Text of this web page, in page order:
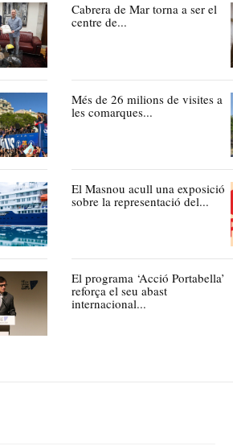
Cabrera de Mar torna a ser el
centre de...
Més de 26 milions de visites a
les comarques...
El Masnou acull una exposició
sobre la representació del...
El programa ‘Acció Portabella’
reforça el seu abast
internacional...